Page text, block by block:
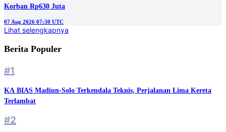
Korban Rp630 Juta
07 Aug 2026 07:30 UTC
Lihat selengkapnya
Berita Populer
#1
KA BIAS Madiun-Solo Terkendala Teknis, Perjalanan Lima Kereta
Terlambat
#2